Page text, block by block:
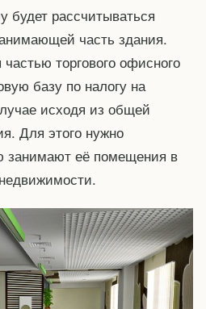
будет рассчитываться
часть здания.
торгового офисного
базу по налогу на
исходя из общей
Для этого нужно
занимают её помещения в